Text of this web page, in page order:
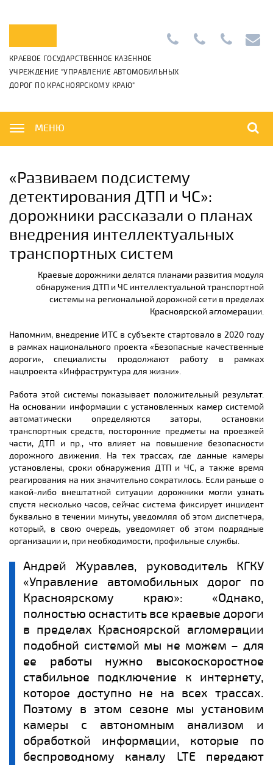
КРАЕВОЕ ГОСУДАРСТВЕННОЕ КАЗЁННОЕ
УЧРЕЖДЕНИЕ "УПРАВЛЕНИЕ АВТОМОБИЛЬНЫХ
ДОРОГ ПО КРАСНОЯРСКОМУ КРАЮ"
+7
42-
01
42-
МЕНЮ
«Развиваем подсистему
детектирования ДТП и ЧС»:
дорожники рассказали о планах
внедрения интеллектуальных
транспортных систем
Краевые дорожники делятся планами развития модуля
обнаружения ДТП и ЧС интеллектуальной транспортной
системы на региональной дорожной сети в пределах
Красноярской агломерации.
Напомним, внедрение ИТС в субъекте стартовало в 2020 году
в рамках национального проекта «Безопасные качественные
дороги», специалисты продолжают работу в рамках
нацпроекта «Инфраструктура для жизни».
Работа этой системы показывает положительный результат.
На основании информации с установленных камер системой
автоматически определяются заторы, остановки
транспортных средств, посторонние предметы на проезжей
части, ДТП и пр., что влияет на повышение безопасности
дорожного движения. На тех трассах, где данные камеры
установлены, сроки обнаружения ДТП и ЧС, а также время
реагирования на них значительно сократилось. Если раньше о
какой-либо внештатной ситуации дорожники могли узнать
спустя несколько часов, сейчас система фиксирует инцидент
буквально в течении минуты, уведомляя об этом диспетчера,
который, в свою очередь, уведомляет об этом подрядные
организации и, при необходимости, профильные службы.
Андрей Журавлев, руководитель КГКУ
«Управление автомобильных дорог по
Красноярскому краю»: «Однако,
полностью оснастить все краевые дороги
в пределах Красноярской агломерации
подобной системой мы не можем – для
ее работы нужно высокоскоростное
стабильное подключение к интернету,
которое доступно не на всех трассах.
Поэтому в этом сезоне мы установим
камеры с автономным анализом и
обработкой информации, которые по
беспроводному каналу LTE передают